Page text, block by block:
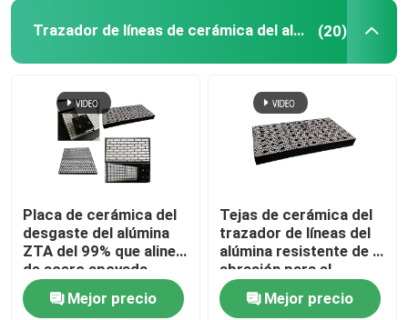
Trazador de líneas de cerámica del alúmina (20)
Placa de cerámica del
desgaste del alúmina
ZTA del 99% que alinea
de acero apoyada
Mejor precio
Tejas de cerámica del
trazador de líneas del
alúmina resistente de la
abrasión para el
cemento minero
Mejor precio